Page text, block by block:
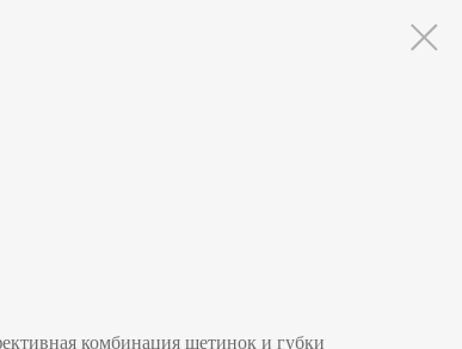
комбинация щетинок и губки